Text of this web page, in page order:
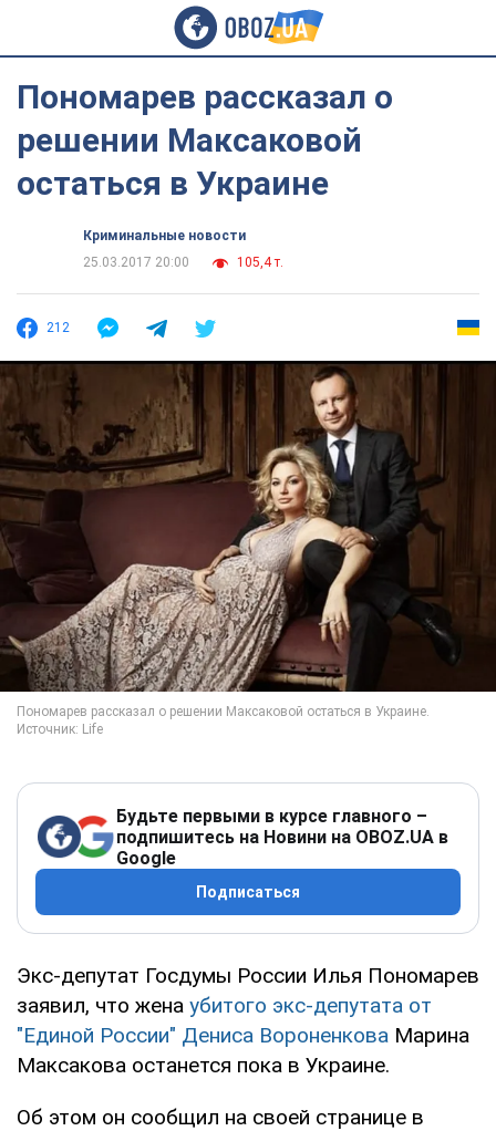
Пономарев рассказал о
решении Максаковой
остаться в Украине
Криминальные новости
25.03.2017 20:00
105,4 т.
212
Будьте первыми в курсе главного –
подпишитесь на Новини на OBOZ.UA в
Google
Подписаться
Экс-депутат Госдумы России Илья Пономарев
заявил, что жена убитого экс-депутата от
"Единой России" Дениса Вороненкова Марина
Максакова останется пока в Украине.
Об этом он сообщил на своей странице в